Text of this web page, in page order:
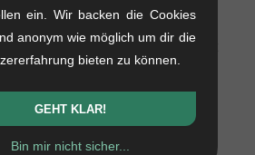
"Disassembly Ratchet
Ring Tool" Sonstige
100.80EUR
ein. Wir backen die Cookies
anonym wie möglich um dir die
bieten zu können.
GEHT KLAR!
Bin mir nicht sicher...